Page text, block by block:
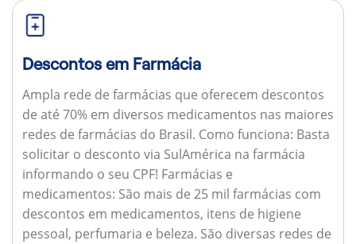
Descontos em Farmácia
Ampla rede de farmácias que oferecem descontos
de até 70% em diversos medicamentos nas maiores
redes de farmácias do Brasil. Como funciona: Basta
solicitar o desconto via SulAmérica na farmácia
informando o seu CPF! Farmácias e
medicamentos: São mais de 25 mil farmácias com
descontos em medicamentos, itens de higiene
pessoal, perfumaria e beleza. São diversas redes de